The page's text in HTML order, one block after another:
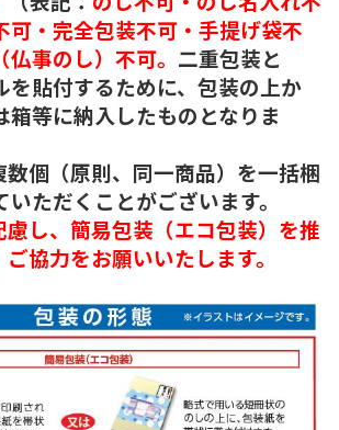
可・完全包装不可・手提げ袋不
事のし）不可。 二重包装と
を貼付するために、包装の上か
箱等に納入したものとなりま
個（原則、同一商品）を一括梱
ただくことがございます。
し、簡易包装（エコ包装）を推
協力をお願いいたします。